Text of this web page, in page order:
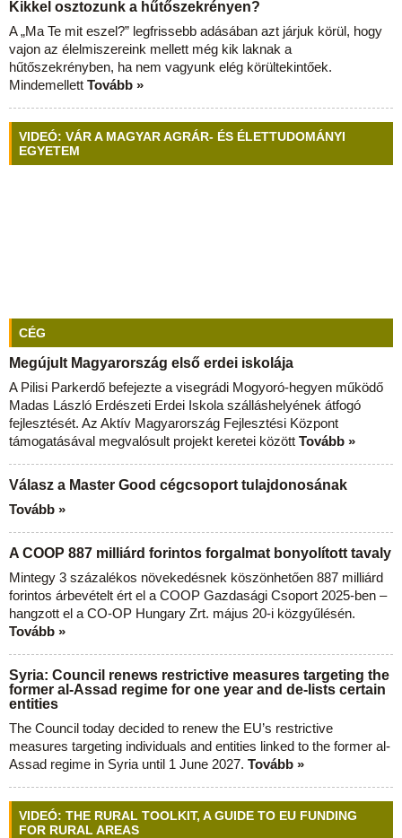
Kikkel osztozunk a hűtőszekrényen?
A „Ma Te mit eszel?” legfrissebb adásában azt járjuk körül, hogy
vajon az élelmiszereink mellett még kik laknak a
hűtőszekrényben, ha nem vagyunk elég körültekintőek.
Mindemellett Tovább »
VIDEÓ: VÁR A MAGYAR AGRÁR- ÉS ÉLETTUDOMÁNYI
EGYETEM
CÉG
Megújult Magyarország első erdei iskolája
A Pilisi Parkerdő befejezte a visegrádi Mogyoró-hegyen működő
Madas László Erdészeti Erdei Iskola szálláshelyének átfogó
fejlesztését. Az Aktív Magyarország Fejlesztési Központ
támogatásával megvalósult projekt keretei között Tovább »
Válasz a Master Good cégcsoport tulajdonosának
Tovább »
A COOP 887 milliárd forintos forgalmat bonyolított tavaly
Mintegy 3 százalékos növekedésnek köszönhetően 887 milliárd
forintos árbevételt ért el a COOP Gazdasági Csoport 2025-ben –
hangzott el a CO-OP Hungary Zrt. május 20-i közgyűlésén.
Tovább »
Syria: Council renews restrictive measures targeting the
former al-Assad regime for one year and de-lists certain
entities
The Council today decided to renew the EU’s restrictive
measures targeting individuals and entities linked to the former al-
Assad regime in Syria until 1 June 2027. Tovább »
VIDEÓ: THE RURAL TOOLKIT, A GUIDE TO EU FUNDING
FOR RURAL AREAS